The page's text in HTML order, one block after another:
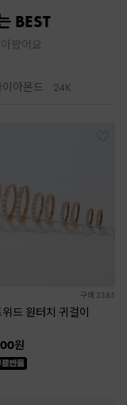
BEST
봤어요
이아몬드 24K
구매 3385
드 원터치 귀걸이
원